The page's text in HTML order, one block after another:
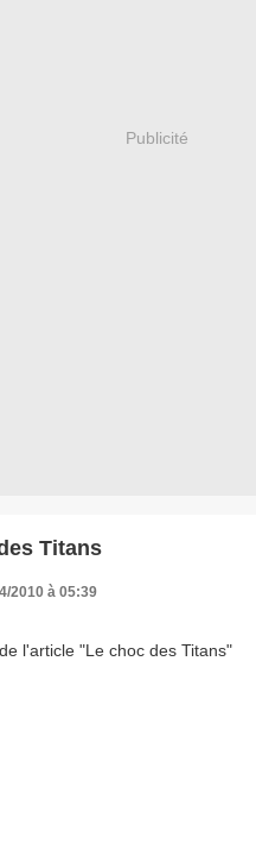
Publicité
Titans
2010 à 05:39